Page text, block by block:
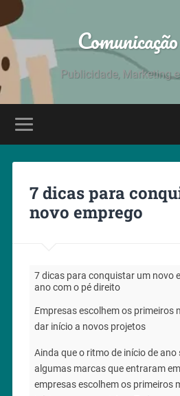
Publicidade, Marketing
7 dicas para
novo emprego
7 dicas para conquistar um novo
ano com o pé direito
Empresas escolhem os primeiros
dar início a novos projetos
Ainda que o ritmo de início de
algumas marcas que entraram
empresas escolhem os primeiros